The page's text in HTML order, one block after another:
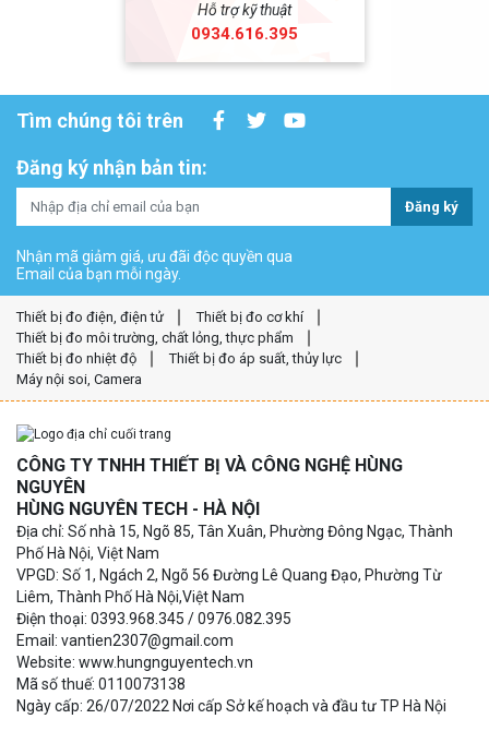
Hỗ trợ kỹ thuật
0934.616.395
Tìm chúng tôi trên
Đăng ký nhận bản tin:
Đăng ký
Nhận mã giảm giá, ưu đãi độc quyền qua
Email của bạn mỗi ngày.
Thiết bị đo điện, điện tử
Thiết bị đo cơ khí
Thiết bị đo môi trường, chất lỏng, thực phẩm
Thiết bị đo nhiệt độ
Thiết bị đo áp suất, thủy lực
Máy nội soi, Camera
CÔNG TY TNHH THIẾT BỊ VÀ CÔNG NGHỆ HÙNG
NGUYÊN
HÙNG NGUYÊN TECH - HÀ NỘI
Địa chỉ: Số nhà 15, Ngõ 85, Tân Xuân, Phường Đông Ngạc, Thành
Phố Hà Nội, Việt Nam
VPGD: Số 1, Ngách 2, Ngõ 56 Đường Lê Quang Đạo, Phường Từ
Liêm, Thành Phố Hà Nội,Việt Nam
Điện thoại: 0393.968.345 / 0976.082.395
Email: vantien2307@gmail.com
Website: www.hungnguyentech.vn
Mã số thuế: 0110073138
Ngày cấp: 26/07/2022 Nơi cấp Sở kế hoạch và đầu tư TP Hà Nội